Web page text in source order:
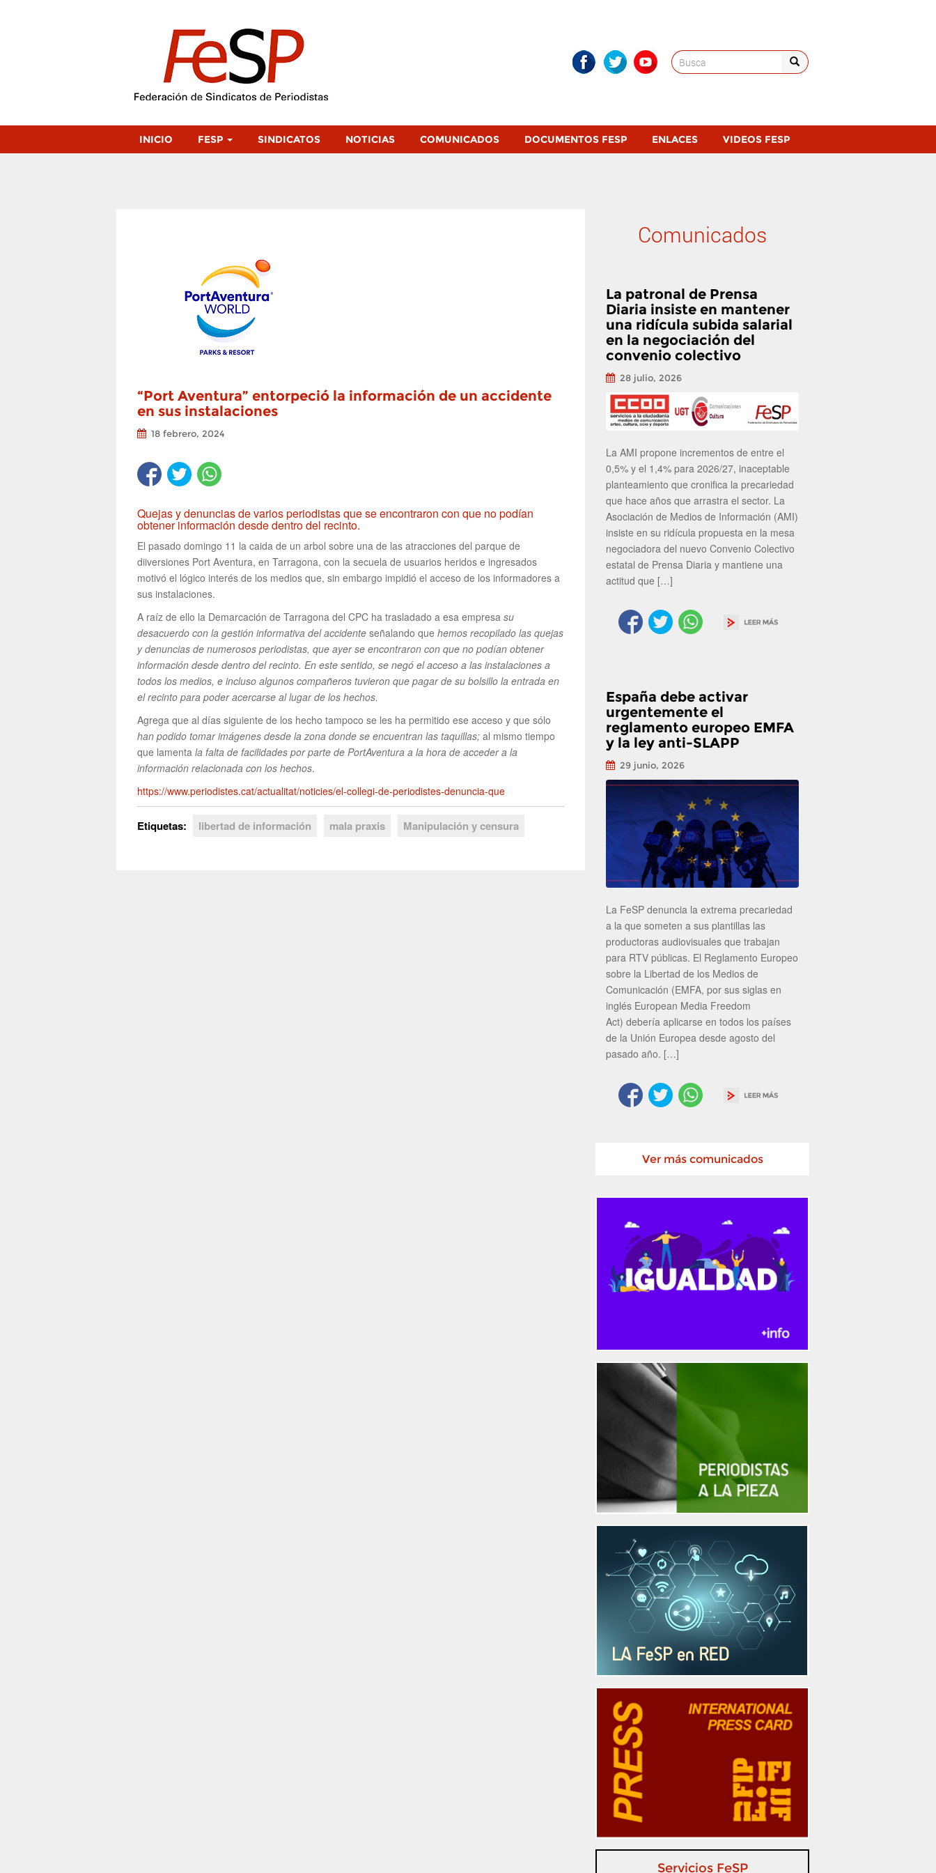
Search
for:
INICIO FESP SINDICATOS NOTICIAS COMUNICADOS DOCUMENTOS FESP ENLACES VIDEOS FESP
“Port Aventura” entorpeció la información de un accidente
en sus instalaciones
18 febrero, 2024
Quejas y denuncias de varios periodistas que se encontraron con que no podían
obtener información desde dentro del recinto.
El pasado domingo 11 la caida de un arbol sobre una de las atracciones del parque de
diiversiones Port Aventura, en Tarragona, con la secuela de usuarios heridos e ingresados
motivó el lógico interés de los medios que, sin embargo impidió el acceso de los informadores a
sus instalaciones.
A raíz de ello la Demarcación de Tarragona del CPC ha trasladado a esa empresa su
desacuerdo con la gestión informativa del accidente señalando que hemos recopilado las quejas
y denuncias de numerosos periodistas, que ayer se encontraron con que no podían obtener
información desde dentro del recinto. En este sentido, se negó el acceso a las instalaciones a
todos los medios, e incluso algunos compañeros tuvieron que pagar de su bolsillo la entrada en
el recinto para poder acercarse al lugar de los hechos.
Agrega que al días siguiente de los hecho tampoco se les ha permitido ese acceso y que sólo
han podido tomar imágenes desde la zona donde se encuentran las taquillas; al mismo tiempo
que lamenta la falta de facilidades por parte de PortAventura a la hora de acceder a la
información relacionada con los hechos.
https://www.periodistes.cat/actualitat/noticies/el-collegi-de-periodistes-denuncia-que
Etiquetas: libertad de información mala praxis Manipulación y censura
Comunicados
La patronal de Prensa
Diaria insiste en mantener
una ridícula subida salarial
en la negociación del
convenio colectivo
28 julio, 2026
La AMI propone incrementos de entre el
0,5% y el 1,4% para 2026/27, inaceptable
planteamiento que cronifica la precariedad
que hace años que arrastra el sector. La
Asociación de Medios de Información (AMI)
insiste en su ridícula propuesta en la mesa
negociadora del nuevo Convenio Colectivo
estatal de Prensa Diaria y mantiene una
actitud que […]
España debe activar
urgentemente el
reglamento europeo EMFA
y la ley anti-SLAPP
29 junio, 2026
La FeSP denuncia la extrema precariedad
a la que someten a sus plantillas las
productoras audiovisuales que trabajan
para RTV públicas. El Reglamento Europeo
sobre la Libertad de los Medios de
Comunicación (EMFA, por sus siglas en
inglés European Media Freedom
Act) debería aplicarse en todos los países
de la Unión Europea desde agosto del
pasado año. […]
Ver más comunicados
Servicios FeSP